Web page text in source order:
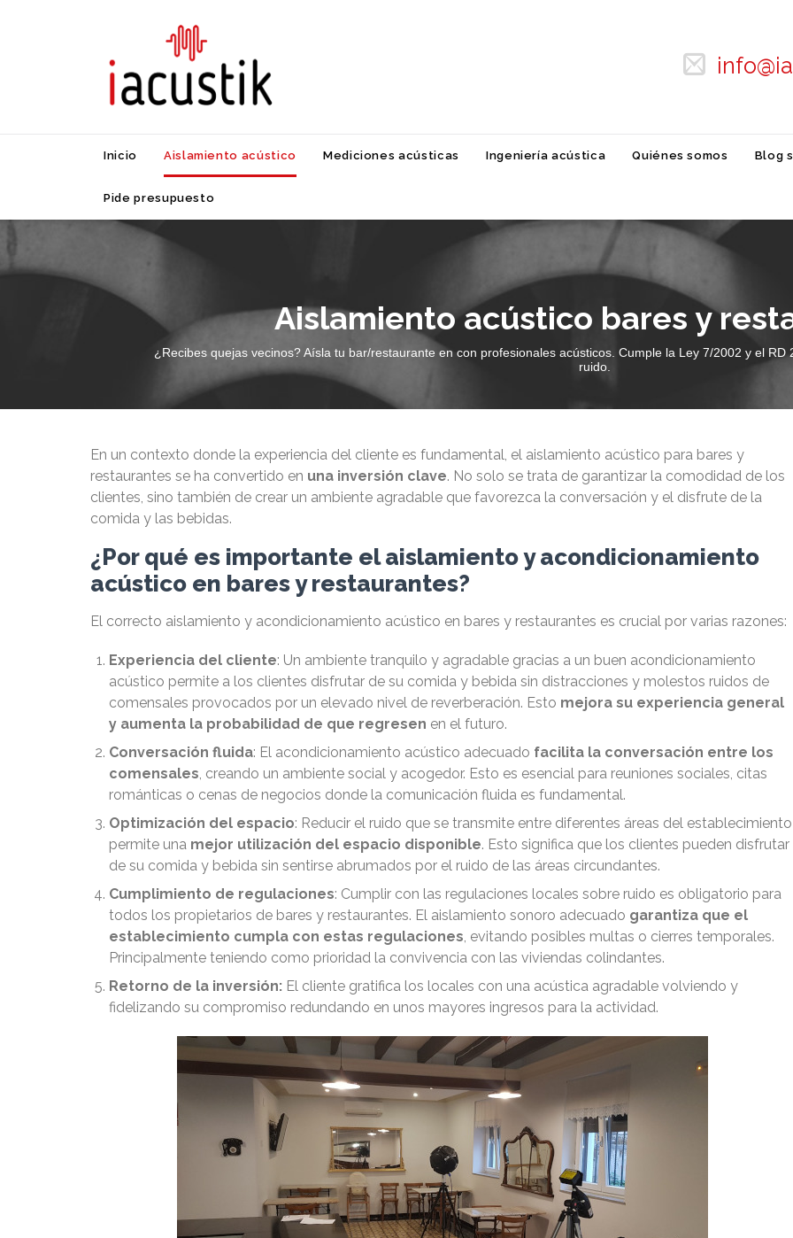

to
Inicio Aislamiento acústico Mediciones acústicas Ingeniería acústica Quiénes somos Blog
Pide presupuesto
Aislamiento acústico bares y
¿Recibes quejas vecinos? Aísla tu bar/restaurante en con profesionales acústicos. Cumple la Ley 7/2002 y el
ruido.
En un contexto donde la experiencia del cliente es fundamental, el aislamiento acústico para bares y
restaurantes se ha convertido en una inversión clave. No solo se trata de garantizar la comodidad de los
clientes, sino también de crear un ambiente agradable que favorezca la conversación y el disfrute de la
comida y las bebidas.
¿Por qué es importante el aislamiento y acondicionamiento
acústico en bares y restaurantes?
El correcto aislamiento y acondicionamiento acústico en bares y restaurantes es crucial por varias razones:
Experiencia del cliente: Un ambiente tranquilo y agradable gracias a un buen acondicionamiento
acústico permite a los clientes disfrutar de su comida y bebida sin distracciones y molestos ruidos de
comensales provocados por un elevado nivel de reverberación. Esto mejora su experiencia general
y aumenta la probabilidad de que regresen en el futuro.
Conversación fluida: El acondicionamiento acústico adecuado facilita la conversación entre los
comensales , creando un ambiente social y acogedor. Esto es esencial para reuniones sociales, citas
románticas o cenas de negocios donde la comunicación fluida es fundamental.
Optimización del espacio: Reducir el ruido que se transmite entre diferentes áreas del establecimiento
permite una mejor utilización del espacio disponible. Esto significa que los clientes pueden disfrutar
de su comida y bebida sin sentirse abrumados por el ruido de las áreas circundantes.
Cumplimiento de regulaciones: Cumplir con las regulaciones locales sobre ruido es obligatorio para
todos los propietarios de bares y restaurantes. El aislamiento sonoro adecuado garantiza que el
establecimiento cumpla con estas regulaciones , evitando posibles multas o cierres temporales.
Principalmente teniendo como prioridad la convivencia con las viviendas colindantes.
Retorno de la inversión:El cliente gratifica los locales con una acústica agradable volviendo y
fidelizando su compromiso redundando en unos mayores ingresos para la actividad.